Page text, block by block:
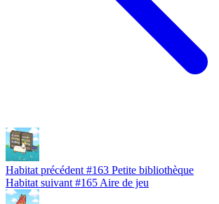
Habitat précédent #163 Petite bibliothèque
Habitat suivant #165 Aire de jeu